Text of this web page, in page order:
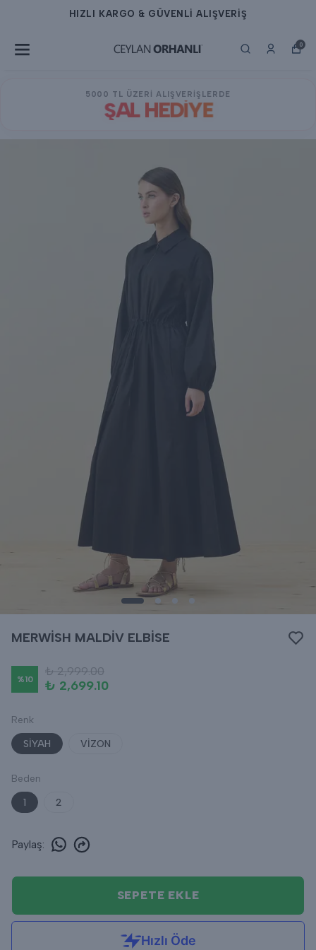
HIZLI KARGO & GÜVENLİ ALIŞVERİŞ
0
5000 TL ÜZERİ ALIŞVERİŞLERDE
ŞAL HEDİYE
MERWİSH MALDİV ELBİSE
%10
₺ 2,999.00
₺ 2,699.10
Renk
SİYAH
VİZON
Beden
1
2
Paylaş:
SEPETE EKLE